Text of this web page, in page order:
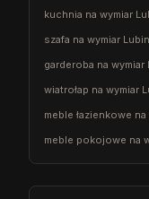
kuchnia na wymiar
szafa na wymiar Lubin
garderoba na wymiar
wiatrołap na wymiar
meble łazienkowe
meble pokojowe na